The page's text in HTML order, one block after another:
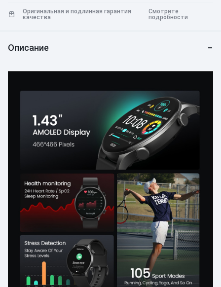
Оригинальная и подлинная гарантия
качества
Смотрите
подробности
Описание